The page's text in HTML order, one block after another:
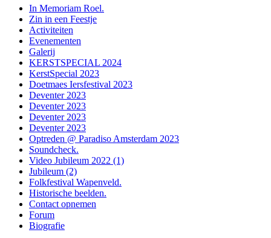
In Memoriam Roel.
Zin in een Feestje
Activiteiten
Evenementen
Galerij
KERSTSPECIAL 2024
KerstSpecial 2023
Doetmaes Iersfestival 2023
Deventer 2023
Deventer 2023
Deventer 2023
Deventer 2023
Optreden @ Paradiso Amsterdam 2023
Soundcheck.
Video Jubileum 2022 (1)
Jubileum (2)
Folkfestival Wapenveld.
Historische beelden.
Contact opnemen
Forum
Biografie